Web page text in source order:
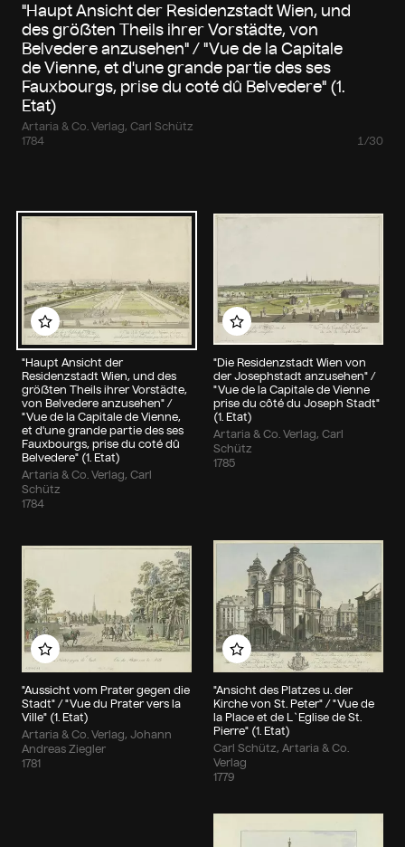
"Haupt Ansicht der Residenzstadt Wien, und
des größten Theils ihrer Vorstädte, von
Belvedere anzusehen" / "Vue de la Capitale
de Vienne, et d'une grande partie des ses
Fauxbourgs, prise du coté dû Belvedere" (1.
Etat)
Artaria & Co. Verlag, Carl Schütz
1784
1/30
"Haupt Ansicht der
Residenzstadt Wien, und des
größten Theils ihrer Vorstädte,
von Belvedere anzusehen" /
"Vue de la Capitale de Vienne,
et d'une grande partie des ses
Fauxbourgs, prise du coté dû
Belvedere" (1. Etat)
Artaria & Co. Verlag, Carl
Schütz
1784
Zu meinem Album hinzufügen
"Die Residenzstadt Wien von
der Josephstadt anzusehen" /
"Vue de la Capitale de Vienne
prise du côté du Joseph Stadt"
(1. Etat)
Artaria & Co. Verlag, Carl
Schütz
1785
Zu meinem Album
"Aussicht vom Prater gegen die
Stadt" / "Vue du Prater vers la
Ville" (1. Etat)
Artaria & Co. Verlag, Johann
Andreas Ziegler
1781
Zu meinem Album hinzufügen
"Ansicht des Platzes u. der
Kirche von St. Peter" / "Vue de
la Place et de L`Eglise de St.
Pierre" (1. Etat)
Carl Schütz, Artaria & Co.
Verlag
1779
Zu meinem Album